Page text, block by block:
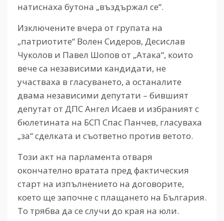
натиснаха бутона „въздържал се“.
Изключените вчера от групата на
„патриотите“ Волен Сидеров, Десислав
Чуколов и Павел Шопов от „Атака“, които
вече са независими кандидати, не
участваха в гласуването, а останалите
двама независими депутати – бившият
депутат от ДПС Ангел Исаев и избраният с
бюлетината на БСП Спас Панчев, гласуваха
„за“ сделката и съответно против ветото.
Този акт на парламента отваря
окончателно вратата пред фактическия
старт на изпълнението на договорите,
което ще започне с плащането на България.
То трябва да се случи до края на юли.